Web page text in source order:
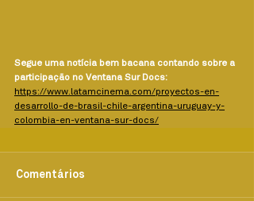
Segue uma notícia bem bacana contando sobre a
participação no Ventana Sur Docs:
https://www.latamcinema.com/proyectos-en-
desarrollo-de-brasil-chile-argentina-uruguay-y-
colombia-en-ventana-sur-docs/
Comentários